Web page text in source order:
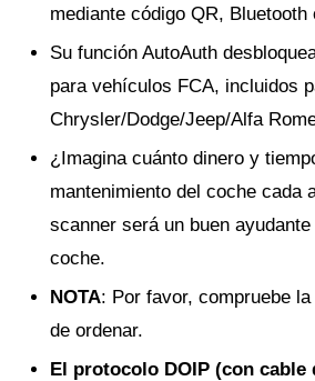
mediante código QR,
Su función AutoAuth
para vehículos FCA, incluidos
Chrysler/Dodge/Jeep/Alfa
¿Imagina cuánto dinero y
mantenimiento del coche cada
scanner será un buen
coche.
NOTA: Por favor, compruebe
de ordenar.
El protocolo DOIP (con cable